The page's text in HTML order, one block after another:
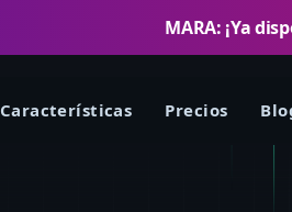
MARA: ¡Ya
Características Precios